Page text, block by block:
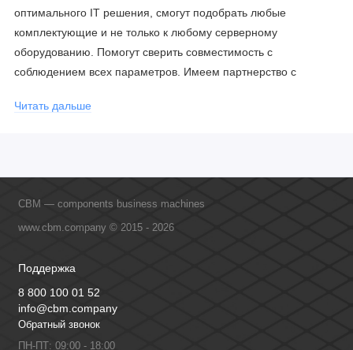
оптимального IT решения, смогут подобрать любые
комплектующие и не только к любому серверному
оборудованию. Помогут сверить совместимость с
соблюдением всех параметров. Имеем партнерство с
обучение сотрудников, что позволяет исключить ошибки даже
Читать дальше
CBM — components business machines
www.cbm.company © 2015 - 2026
Поддержка
8 800 100 01 52
info@cbm.company
Обратный звонок
ПН-ПТ: 09:00 - 18:00